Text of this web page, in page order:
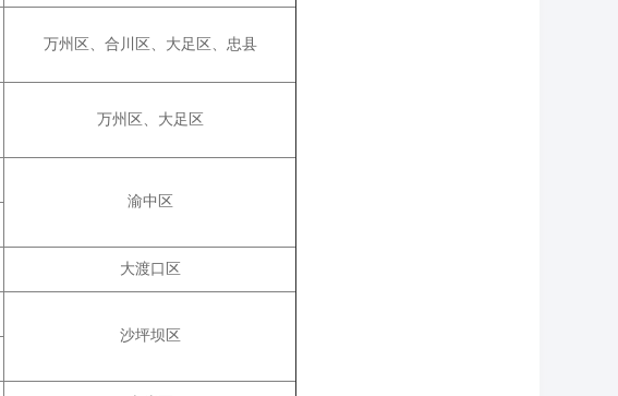
万州区、合川区、大足区、忠县
万州区、大足区
渝中区
大渡口区
沙坪坝区